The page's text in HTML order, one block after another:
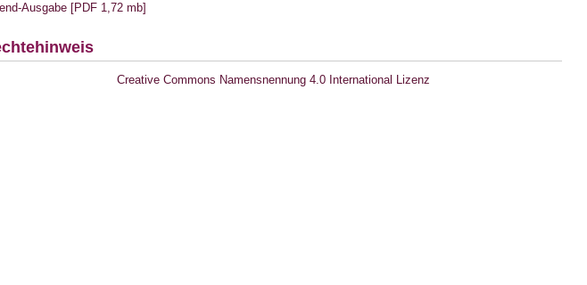
Ausgabe [PDF 1,72 mb]
Creative Commons Namensnennung 4.0 International Lizenz